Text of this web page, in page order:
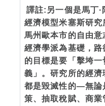
譯註:另一個是馬丁·
經濟模型米塞斯研
馬州歐本市的自由意
經濟學派為基礎，路
的目標是要「擊垮
義」。研究所的經
都是毀滅性的—無論
策、抽取稅賦、商